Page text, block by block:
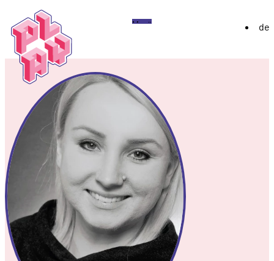
Play
Festival
Menü
YoungPLAY
Archiv
Instagram
FlickrYouTube
Twitch
de